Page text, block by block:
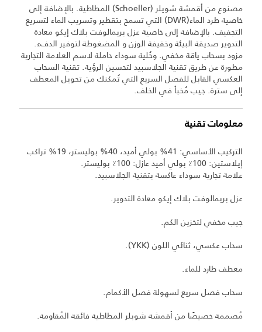
مصنوع من أقمشة شويلر (Schoeller) المطاطية. بالإضافة إلى
خاصية طرد الماء(DWR) التي تسمح بتقطير وتسريب الماء لتسريع
التجفيف. بالإضافة إلى خاصية عزل بريمالوفت بلاك إيكو معادة
التدوير صديقة البيئة وخفيفة الوزن و المضغوطة لتوفير الدفء.
مزود بسحاب ياقة مخفي. وحُلية سوداء حاملة لاسم العلامة التجارية
مطورة عن طريق تقنية الجلاسبيد لتحسين الرؤية. تقنية السحاب
العكسي القابل للفصل السريع التي تُمكنك من تحويل المعطف
إلى سترة. جيب مُخبأ في الخلف.
معلومات تقنية
التركيب الأساسي: 41% بولي أميد، 40% بوليستر، 19% تراكب
إيلاستين: 100٪ بولي أميد عازل: 100٪ بوليستر.
علامة تجارية سوداء عاكسة بتقنية الجلاسبيد.
عزل بريمالوفت بلاك إيكو معادة التدوير.
جيب مخفي لتخزين الكم.
سحاب عكسي، ثنائي اللون (YKK).
معطف طارد للماء.
سحاب فصل سريع لسهولة فصل الأكمام.
مُصممة خصيصًا من أقمشة شوبلر المطاطية فائقة المُقاومة.